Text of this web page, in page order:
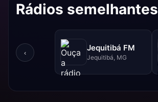
Rádios semelhantes
‹
Jequitibá FM
Jequitibá, MG